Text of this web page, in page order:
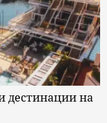
дестинации на